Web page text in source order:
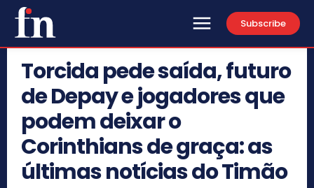
Subscribe
Torcida pede saída, futuro
de Depay e jogadores que
podem deixar o
Corinthians de graça: as
últimas notícias do Timão